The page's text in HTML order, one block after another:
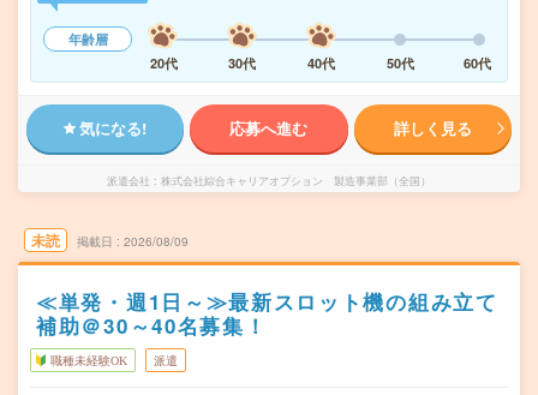
年齢層
20代
30代 40代 50代 60代
気になる! 応募へ進む 詳しく見る
派遣会社 株式会社綜合キャリアオプション 製造事業部（全国）
未読 掲載日 2026/08/09
≪単発・週1日～≫最新スロット機の組み立て
補助＠30～40名募集！
職種未経験OK 派遣